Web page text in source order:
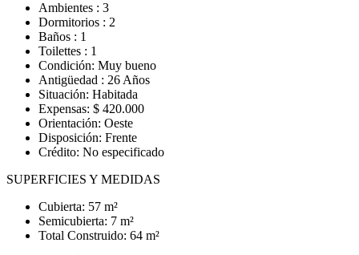
Ambientes : 3
Dormitorios : 2
Baños : 1
Toilettes : 1
Condición: Muy bueno
Antigüedad : 26 Años
Situación: Habitada
Expensas: $ 420.000
Orientación: Oeste
Disposición: Frente
Crédito: No especificado
SUPERFICIES Y MEDIDAS
Cubierta: 57 m²
Semicubierta: 7 m²
Total Construido: 64 m²